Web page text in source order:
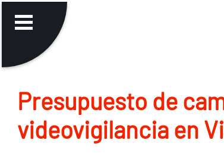
Presupuesto de
videovigilancia en